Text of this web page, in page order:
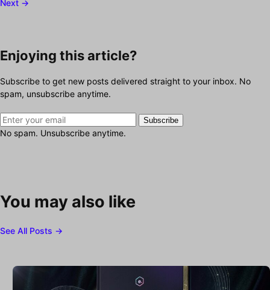
Next →
Enjoying this article?
Subscribe to get new posts delivered straight to your inbox. No
spam, unsubscribe anytime.
Subscribe
No spam. Unsubscribe anytime.
You may also like
See All Posts →